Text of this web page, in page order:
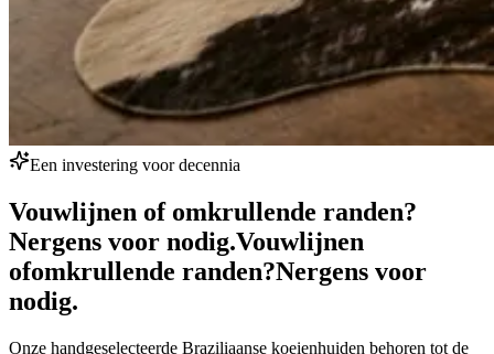
Een investering voor decennia
Vouwlijnen of omkrullende randen?
Nergens voor nodig.Vouwlijnen
ofomkrullende randen?Nergens voor
nodig.
Onze handgeselecteerde Braziliaanse koeienhuiden behoren tot de